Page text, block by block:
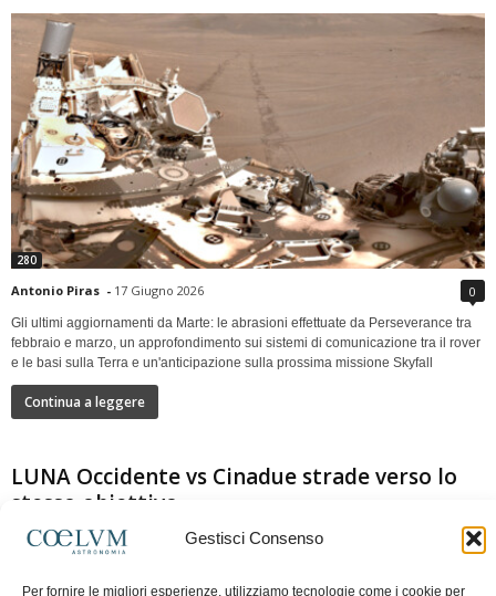
Gestisci Consenso
Per fornire le migliori esperienze, utilizziamo tecnologie come i cookie per
280
Antonio Piras - 17 Giugno 2026 0
Gli ultimi aggiornamenti da Marte: le abrasioni effettuate da Perseverance tra
febbraio e marzo, un approfondimento sui sistemi di comunicazione tra il rover
e le basi sulla Terra e un'anticipazione sulla prossima missione Skyfall
Continua a leggere
LUNA Occidente vs Cinadue strade verso lo
stesso obiettivo